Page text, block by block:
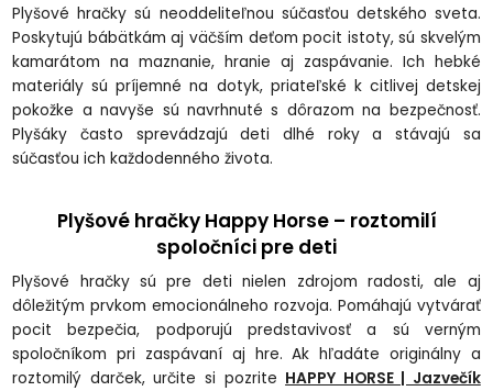
Plyšové hračky sú neoddeliteľnou súčasťou detského sveta.
Poskytujú bábätkám aj väčším deťom pocit istoty, sú skvelým
kamarátom na maznanie, hranie aj zaspávanie. Ich hebké
materiály sú príjemné na dotyk, priateľské k citlivej detskej
pokožke a navyše sú navrhnuté s dôrazom na bezpečnosť.
Plyšáky často sprevádzajú deti dlhé roky a stávajú sa
súčasťou ich každodenného života.
Plyšové hračky Happy Horse – roztomilí
spoločníci pre deti
Plyšové hračky sú pre deti nielen zdrojom radosti, ale aj
dôležitým prvkom emocionálneho rozvoja. Pomáhajú vytvárať
pocit bezpečia, podporujú predstavivosť a sú verným
spoločníkom pri zaspávaní aj hre. Ak hľadáte originálny a
roztomilý darček, určite si pozrite HAPPY HORSE | Jazvečík